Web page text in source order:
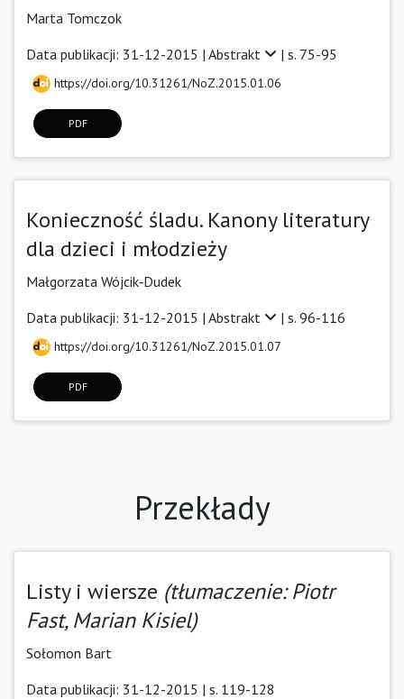
Marta Tomczok
Data publikacji: 31-12-2015 | Abstrakt | s. 75-95
https://doi.org/10.31261/NoZ.2015.01.06
PDF
Konieczność śladu. Kanony literatury
dla dzieci i młodzieży
Małgorzata Wójcik‑Dudek
Data publikacji: 31-12-2015 | Abstrakt | s. 96-116
https://doi.org/10.31261/NoZ.2015.01.07
PDF
Przekłady
Listy i wiersze (tłumaczenie: Piotr
Fast, Marian Kisiel)
Sołomon Bart
Data publikacji: 31-12-2015 | s. 119-128